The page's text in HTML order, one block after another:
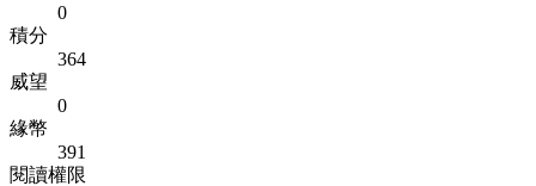
0
積分
364
威望
0
緣幣
391
閱讀權限